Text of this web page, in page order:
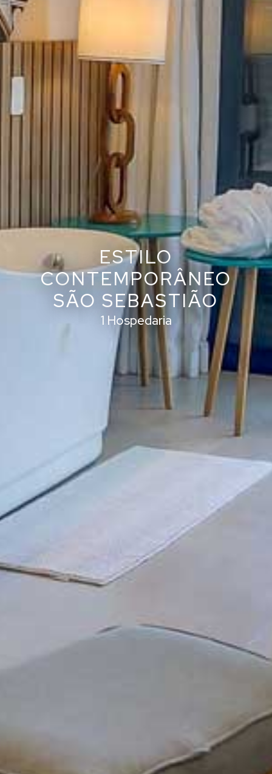
ESTILO
CONTEMPORÂNEO
SÃO SEBASTIÃO
1 Hospedaria